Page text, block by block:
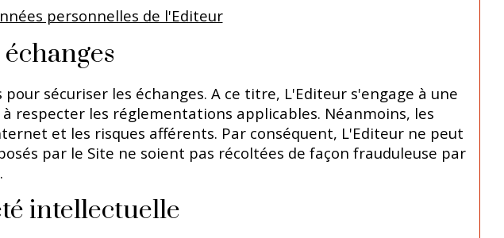
personnelles de l'Editeur
sécuriser les échanges. A ce titre, L'Editeur s'engage à une
respecter les réglementations applicables. Néanmoins, les
et les risques afférents. Par conséquent, L'Editeur ne peut
par le Site ne soient pas récoltées de façon frauduleuse par
intellectuelle